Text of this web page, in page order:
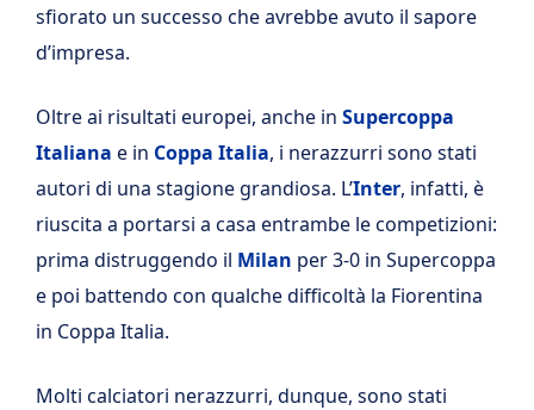
sfiorato un successo che avrebbe avuto il sapore
d’impresa.
Oltre ai risultati europei, anche in Supercoppa
Italiana e in Coppa Italia, i nerazzurri sono stati
autori di una stagione grandiosa. L’Inter, infatti, è
riuscita a portarsi a casa entrambe le competizioni:
prima distruggendo il Milan per 3-0 in Supercoppa
e poi battendo con qualche difficoltà la Fiorentina
in Coppa Italia.
Molti calciatori nerazzurri, dunque, sono stati